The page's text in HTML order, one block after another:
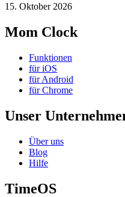
15. Oktober 2026
Mom Clock
Funktionen
für iOS
für Android
für Chrome
Unser
Über uns
Blog
Hilfe
TimeOS